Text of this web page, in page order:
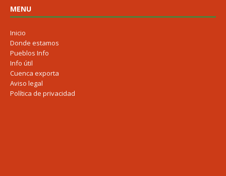
MENU
Inicio
Donde estamos
Pueblos Info
Info útil
Cuenca exporta
Aviso legal
Política de privacidad